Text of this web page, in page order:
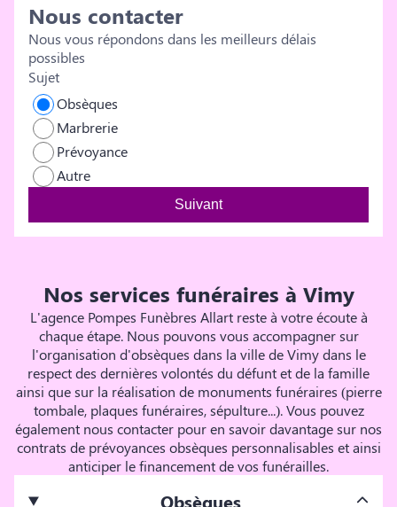
emprisonné son corps. Merci infiniment Pascale et Julien
Compiègne Et toute la famille
Nous contacter
Nous vous répondons dans les meilleurs délais
possibles
Sujet
Obsèques
Marbrerie
Prévoyance
Autre
Suivant
Nos services funéraires à Vimy
L'agence Pompes Funèbres Allart reste à votre écoute à
chaque étape. Nous pouvons vous accompagner sur
l'organisation d'obsèques dans la ville de Vimy dans le
respect des dernières volontés du défunt et de la famille
ainsi que sur la réalisation de monuments funéraires (pierre
tombale, plaques funéraires, sépulture...). Vous pouvez
également nous contacter pour en savoir davantage sur nos
contrats de prévoyances obsèques personnalisables et ainsi
anticiper le financement de vos funérailles.
Obsèques